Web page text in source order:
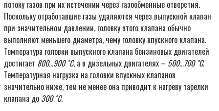
потоку газов при их истечении через газообменные отверстия.
Поскольку отработавшие газы удаляются через выпускной клапан
при значительном давлении, головку этого клапана обычно
выполняют меньшего диаметра, чему головку впускного клапана.
Температура головки выпускного клапана бензиновых двигателей
достигает 800…900 ˚С, а в дизельных двигателях – 500…700 ˚С.
Температурная нагрузка на головки впускных клапанов
значительно ниже, тем не менее она приводит к нагреву тарелки
клапана до 300 ˚С.